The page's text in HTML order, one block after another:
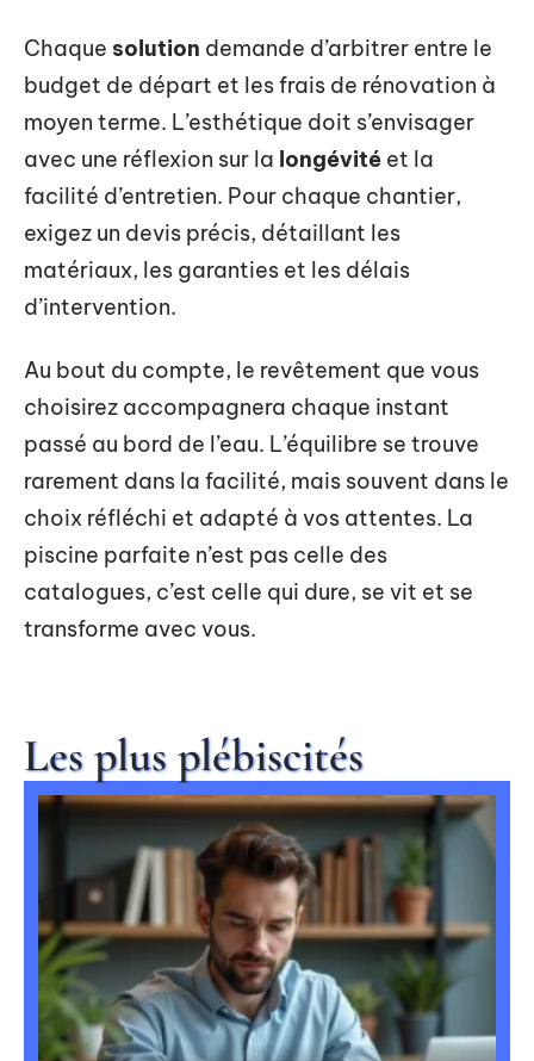
Chaque solution demande d’arbitrer entre le
budget de départ et les frais de rénovation à
moyen terme. L’esthétique doit s’envisager
avec une réflexion sur la longévité et la
facilité d’entretien. Pour chaque chantier,
exigez un devis précis, détaillant les
matériaux, les garanties et les délais
d’intervention.
Au bout du compte, le revêtement que vous
choisirez accompagnera chaque instant
passé au bord de l’eau. L’équilibre se trouve
rarement dans la facilité, mais souvent dans le
choix réfléchi et adapté à vos attentes. La
piscine parfaite n’est pas celle des
catalogues, c’est celle qui dure, se vit et se
transforme avec vous.
Les plus plébiscités